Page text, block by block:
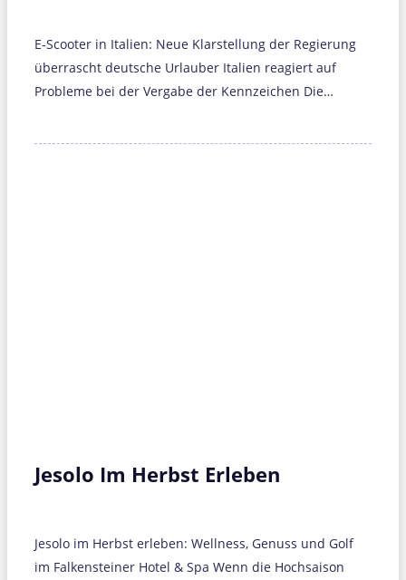
E-Scooter in Italien: Neue Klarstellung der Regierung
überrascht deutsche Urlauber Italien reagiert auf
Probleme bei der Vergabe der Kennzeichen Die…
Jesolo Im Herbst Erleben
Jesolo im Herbst erleben: Wellness, Genuss und Golf
im Falkensteiner Hotel & Spa Wenn die Hochsaison